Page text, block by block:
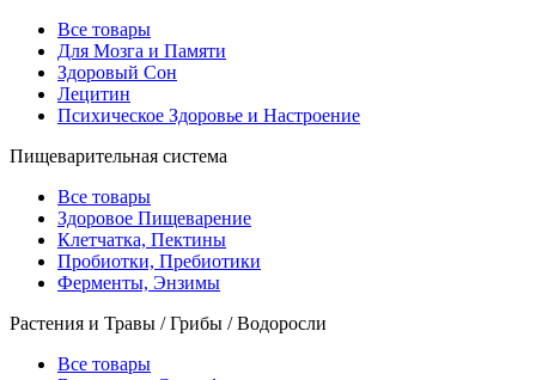
Все товары
Для Мозга и Памяти
Здоровый Сон
Лецитин
Психическое Здоровье и Настроение
Пищеварительная система
Все товары
Здоровое Пищеварение
Клетчатка, Пектины
Пробиотки, Пребиотики
Ферменты, Энзимы
Растения и Травы / Грибы / Водоросли
Все товары